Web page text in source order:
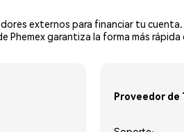
externos para financiar tu
garantiza la forma más rápida
Proveedor de